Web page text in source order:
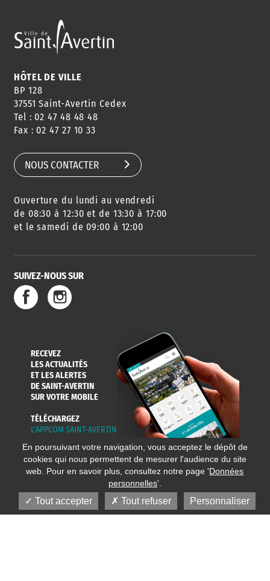
ANNUAIRE
HORAIRES
CONSEILS
DE QUARTIER
AGENDA
DES SORTIES
URBANISME
SERVICE
DE L'EAU
HÔTEL DE VILLE
BP 128
37551 Saint-Avertin Cedex
Tel : 02 47 48 48 48
Fax : 02 47 27 10 33
NOUS CONTACTER
Ouverture du lundi au vendredi
de 08:30 à 12:30 et de 13:30 à 17:00
et le samedi de 09:00 à 12:00
SUIVEZ-NOUS SUR
RECEVEZ
LES ACTUALITÉS
ET LES ALERTES
DE SAINT-AVERTIN
SUR VOTRE MOBILE
TÉLÉCHARGEZ
L'APPCOM SAINT-AVERTIN
En poursuivant votre navigation, vous acceptez le dépôt de
cookies qui nous permettent de mesurer l'audience du site
web. Pour en savoir plus, consultez notre page 'Données
personnelles'.
Tout accepter Tout refuser Personnaliser